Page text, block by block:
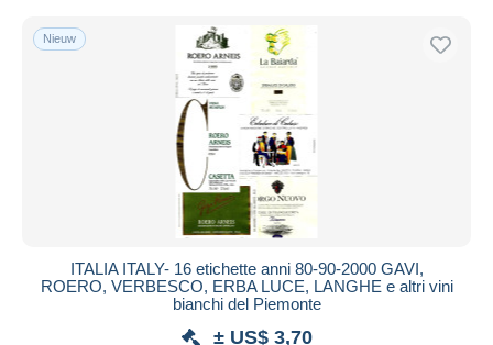
Nieuw
ITALIA ITALY- 16 etichette anni 80-90-2000 GAVI,
ROERO, VERBESCO, ERBA LUCE, LANGHE e altri vini
bianchi del Piemonte
± US$ 3,70